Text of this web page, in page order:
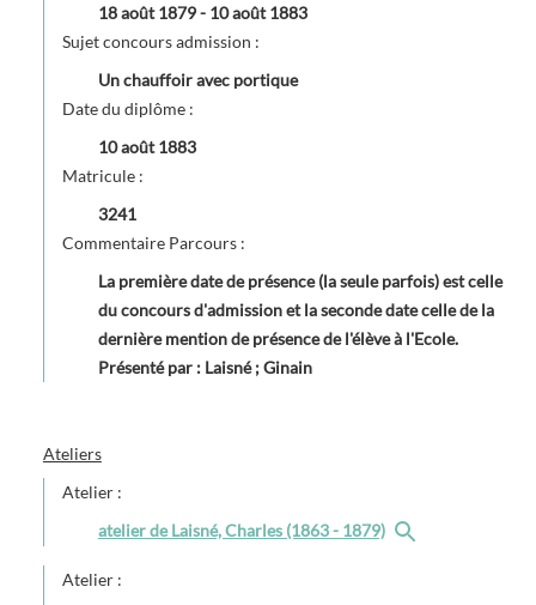
18 août 1879- 10 août 1883
Sujet concours admission :
Un chauffoir avec portique
Date du diplôme :
10 août 1883
Matricule :
3241
Commentaire Parcours :
La première date de présence (la seule parfois) est celle
du concours d'admission et la seconde date celle de la
dernière mention de présence de l'élève à l'Ecole.
Présenté par : Laisné ; Ginain
Ateliers
Atelier :
atelier de Laisné, Charles (1863 - 1879)
Atelier :